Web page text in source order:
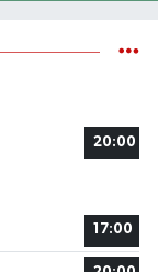
20:00
17:00